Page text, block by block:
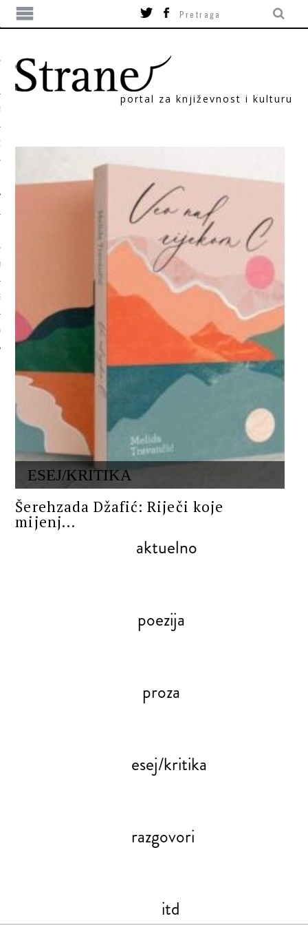
portal za književnost i kulturu
ESEJ/KRITIKA
Šerehzada Džafić: Riječi koje
mijenj...
aktuelno
poezija
proza
esej/kritika
razgovori
itd